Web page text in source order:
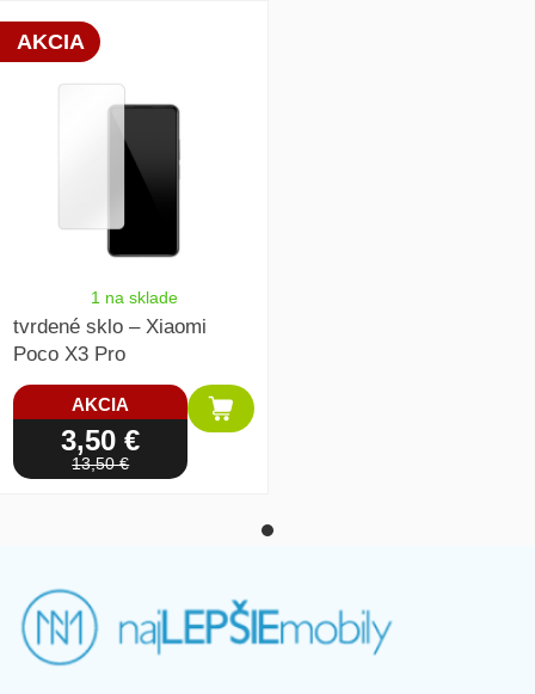
AKCIA
1 na sklade
tvrdené sklo – Xiaomi
Poco X3 Pro
AKCIA
3,50 €
13,50 €